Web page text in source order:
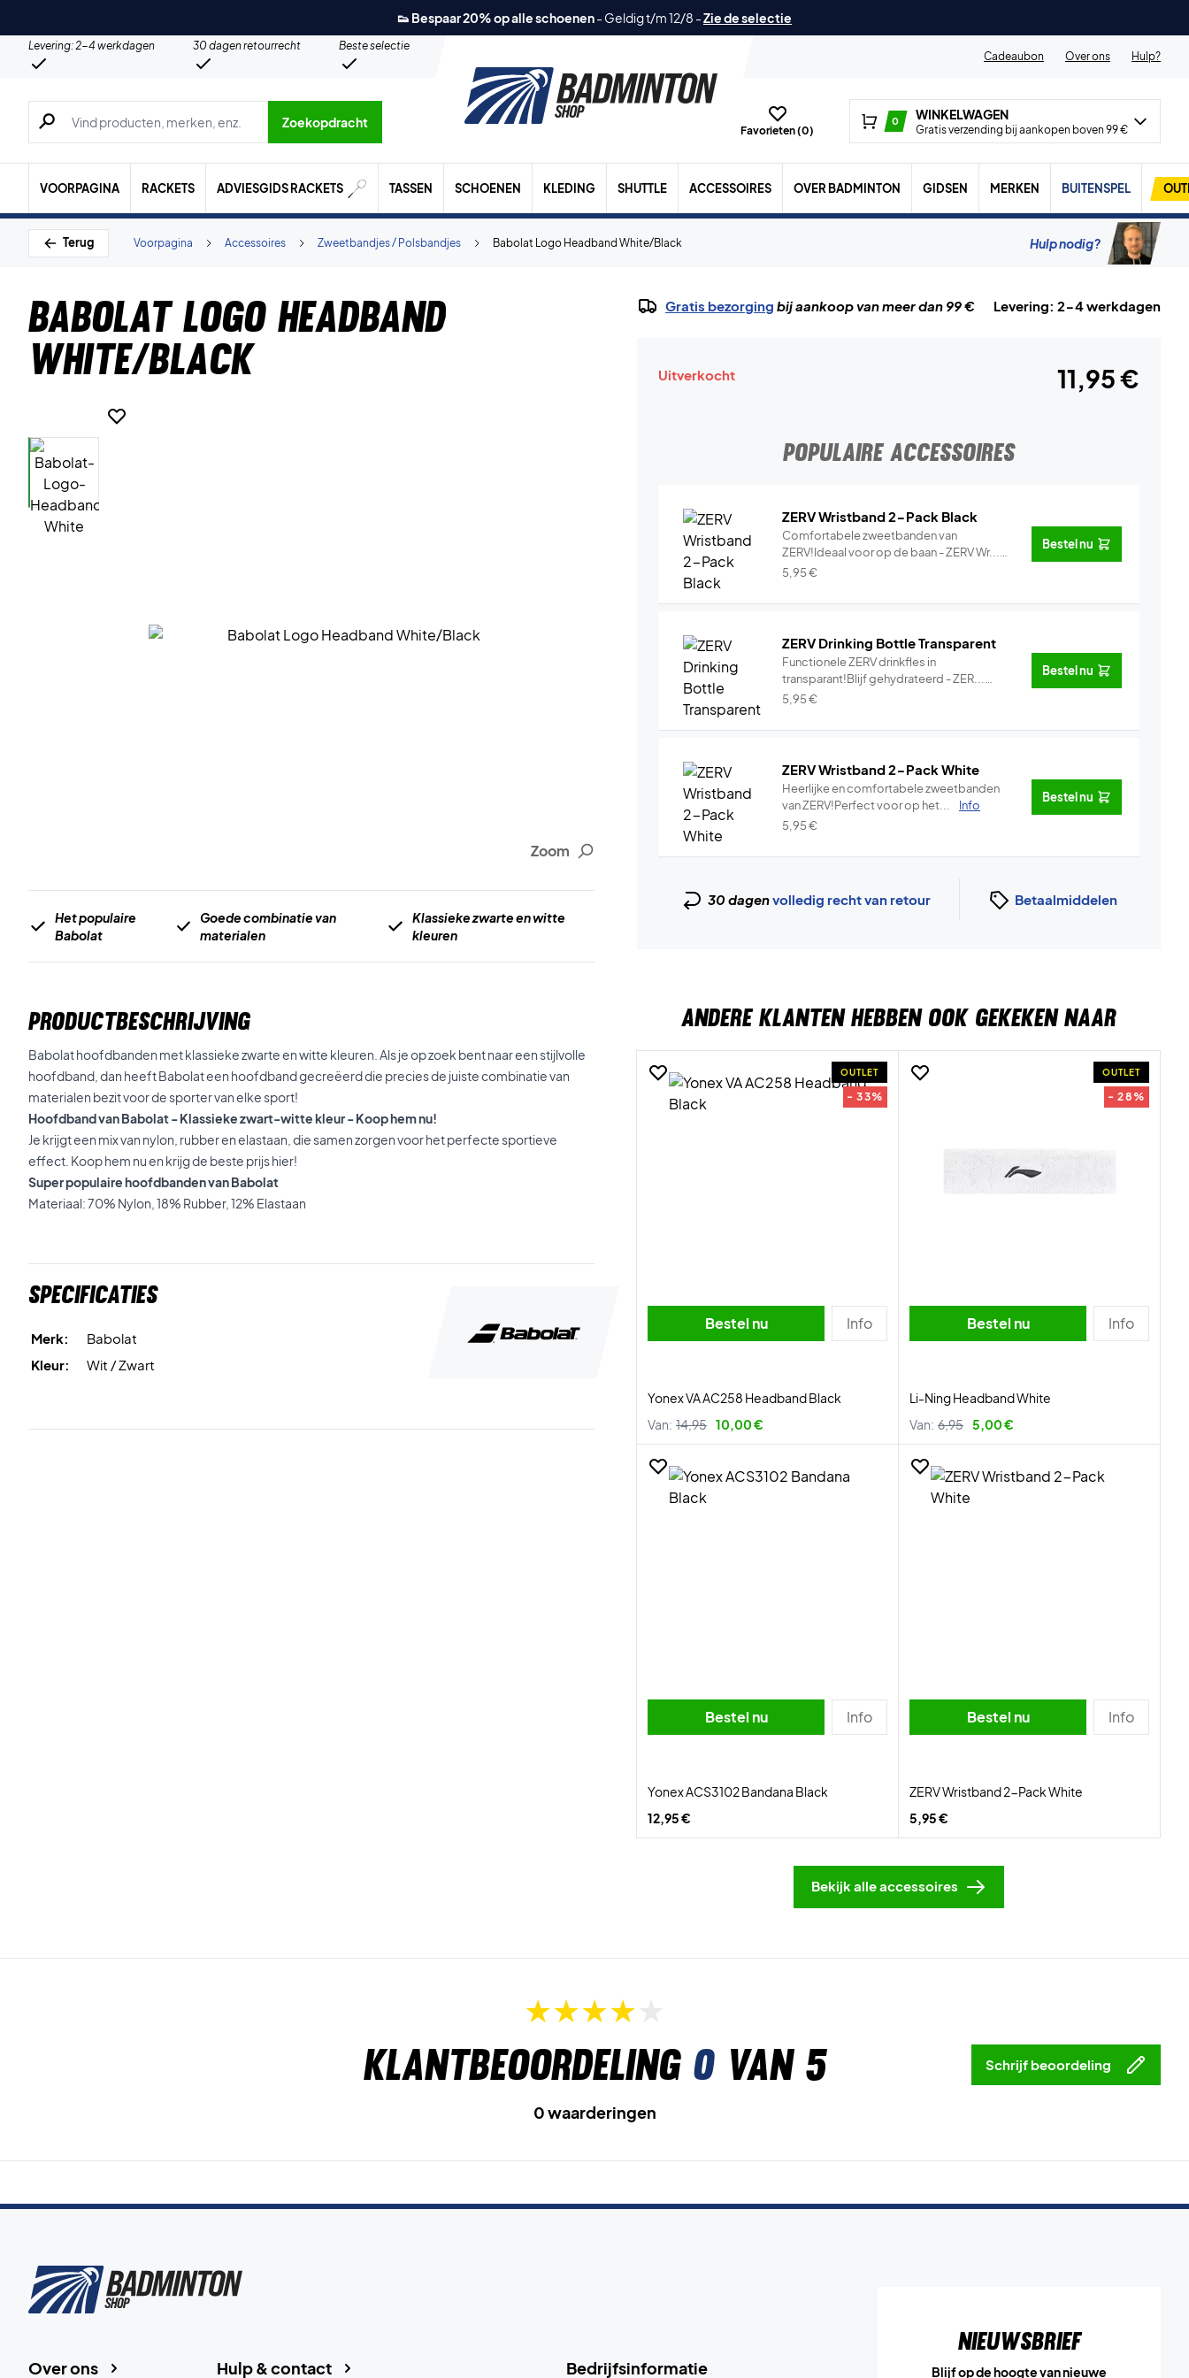
👟 Bespaar 20% op alle schoenen- Geldig t/m 12/8 -Zie de selectie
Levering: 2-4 werkdagen 30 dagen retourrecht
Beste selectie
Cadeaubon
Over ons Hulp?
Zoeken naar producten, merken etc.
Zoekopdracht
Favorieten (0)
0 WINKELWAGEN
Gratis verzending bij aankopen boven 99 €
VOORPAGINA RACKETS ADVIESGIDS RACKETS TASSEN SCHOENEN KLEDING SHUTTLE ACCESSOIRES OVER BADMINTON GIDSEN MERKEN BUITENSPEL
Terug Babolat Logo Headband White/Black
Zweetbandjes / Polsbandjes
Accessoires
Voorpagina Hulp nodig?
Babolat Logo Headband
White/Black
Zoom
Het populaire
Babolat
Goede combinatie van
materialen
Klassieke zwarte en witte
kleuren
PRODUCTBESCHRIJVING
Babolat hoofdbanden met klassieke zwarte en witte kleuren. Als je op zoek bent naar een stijlvolle
hoofdband, dan heeft Babolat een hoofdband gecreëerd die precies de juiste combinatie van
materialen bezit voor de sporter van elke sport!
Hoofdband van Babolat - Klassieke zwart-witte kleur - Koop hem nu!
Je krijgt een mix van nylon, rubber en elastaan, die samen zorgen voor het perfecte sportieve
effect. Koop hem nu en krijg de beste prijs hier!
Super populaire hoofdbanden van Babolat
Materiaal: 70% Nylon, 18% Rubber, 12% Elastaan
Specificaties
Merk:
Babolat
Kleur:
Wit / Zwart
Gratis bezorging bij aankoop van meer dan 99 € Levering: 2-4 werkdagen
Uitverkocht 11,95 €
POPULAIRE ACCESSOIRES
ZERV Wristband 2-Pack Black
Comfortabele zweetbanden van
ZERV!Ideaal voor op de baan - ZERV Wr...
Info
5,95€
Bestel nu
ZERV Drinking Bottle Transparent
Functionele ZERV drinkfles in
transparant!Blijf gehydrateerd - ZER...
Info
5,95€
Bestel nu
ZERV Wristband 2-Pack White
Heerlijke en comfortabele zweetbanden
van ZERV!Perfect voor op het...
Info
5,95€
Bestel nu
30 dagenvolledig recht van retour Betaalmiddelen
ANDERE KLANTEN HEBBEN OOK GEKEKEN NAAR
OUTLET
- 33%
Bestel nu Info
Yonex VA AC258 Headband Black
Van: 14,95 10,00 €
OUTLET
- 28%
Bestel nu Info
Li-Ning Headband White
Van: 6,95 5,00 €
Bestel nu Info
Yonex ACS3102 Bandana Black
12,95 €
Bestel nu Info
ZERV Wristband 2-Pack White
5,95 €
Bekijk alle accessoires
Klantbeoordeling 0van 5 Schrijf beoordeling
0 waarderingen
Bedrijfsinformatie
Hulp & contact
Over ons
Nieuwsbrief
Blijf op de hoogte van nieuwe